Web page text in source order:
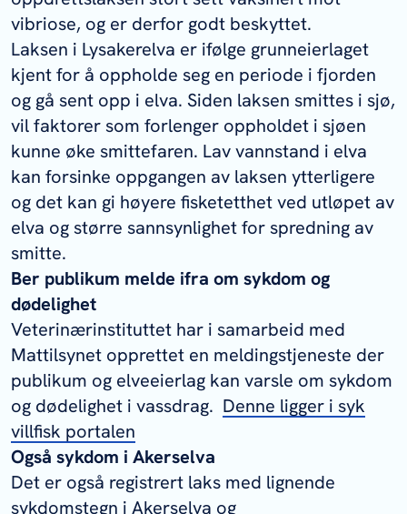
vibriose, og er derfor godt beskyttet.
Laksen i Lysakerelva er ifølge grunneierlaget
kjent for å oppholde seg en periode i fjorden
og gå sent opp i elva. Siden laksen smittes i sjø,
vil faktorer som forlenger oppholdet i sjøen
kunne øke smittefaren. Lav vannstand i elva
kan forsinke oppgangen av laksen ytterligere
og det kan gi høyere fisketetthet ved utløpet av
elva og større sannsynlighet for spredning av
smitte.
Ber publikum melde ifra om sykdom og
dødelighet
Veterinærinstituttet har i samarbeid med
Mattilsynet opprettet en meldingstjeneste der
publikum og elveeierlag kan varsle om sykdom
og dødelighet i vassdrag. Denne ligger i syk
villfisk portalen
Også sykdom i Akerselva
Det er også registrert laks med lignende
sykdomstegn i Akerselva og